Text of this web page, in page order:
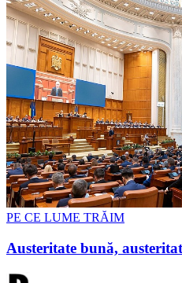
PE CE LUME TRĂIM
Austeritate bună,